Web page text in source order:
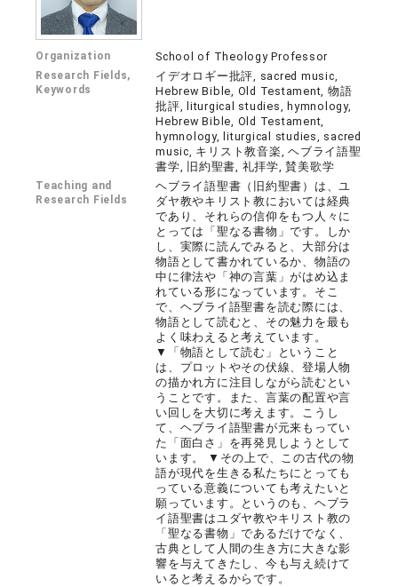
Organization School of Theology Professor
Research Fields,
Keywords
イデオロギー批評, sacred music,
Hebrew Bible, Old Testament, 物語
批評, liturgical studies, hymnology,
Hebrew Bible, Old Testament,
hymnology, liturgical studies, sacred
music, キリスト教音楽, ヘブライ語聖
書学, 旧約聖書, 礼拝学, 賛美歌学
Teaching and
Research Fields
ヘブライ語聖書（旧約聖書）は、ユ
ダヤ教やキリスト教においては経典
であり、それらの信仰をもつ人々に
とっては「聖なる書物」です。しか
し、実際に読んでみると、大部分は
物語として書かれているか、物語の
中に律法や「神の言葉」がはめ込ま
れている形になっています。そこ
で、ヘブライ語聖書を読む際には、
物語として読むと、その魅力を最も
よく味わえると考えています。
▼「物語として読む」ということ
は、プロットやその伏線、登場人物
の描かれ方に注目しながら読むとい
うことです。また、言葉の配置や言
い回しを大切に考えます。こうし
て、ヘブライ語聖書が元来もってい
た「面白さ」を再発見しようとして
います。 ▼その上で、この古代の物
語が現代を生きる私たちにとっても
っている意義についても考えたいと
願っています。というのも、ヘブラ
イ語聖書はユダヤ教やキリスト教の
「聖なる書物」であるだけでなく、
古典として人間の生き方に大きな影
響を与えてきたし、今も与え続けて
いると考えるからです。